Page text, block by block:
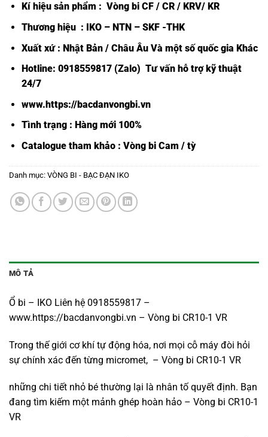
Kí hiệu sản phẩm : Vòng bi CF / CR / KRV/ KR
Thương hiệu : IKO – NTN – SKF -THK
Xuất xứ : Nhật Bản / Châu Âu Và một số quốc gia Khác
Hotline: 0918559817 (Zalo) Tư vấn hỗ trợ kỹ thuật
24/7
www.https://bacdanvongbi.vn
Tình trạng : Hàng mới 100%
Catalogue tham khảo : Vòng bi Cam / tỳ
Danh mục: VÒNG BI - BẠC ĐẠN IKO
MÔ TẢ
Ổ bi – IKO Liên hệ 0918559817 –
www.https://bacdanvongbi.vn – Vòng bi CR10-1 VR
Trong thế giới cơ khí tự động hóa, nơi mọi cỗ máy đòi hỏi
sự chính xác đến từng micromet, – Vòng bi CR10-1 VR
những chi tiết nhỏ bé thường lại là nhân tố quyết định. Bạn
đang tìm kiếm một mảnh ghép hoàn hảo – Vòng bi CR10-1
VR